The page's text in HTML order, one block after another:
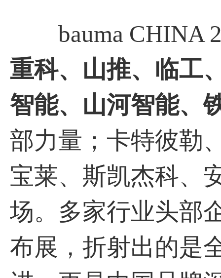
bauma CHINA
重科、山推、临工
智能、山河智能、
部力量；卡特彼勒
宝莱、斯凯杰科、
场。多家行业头部
布展，折射出的是